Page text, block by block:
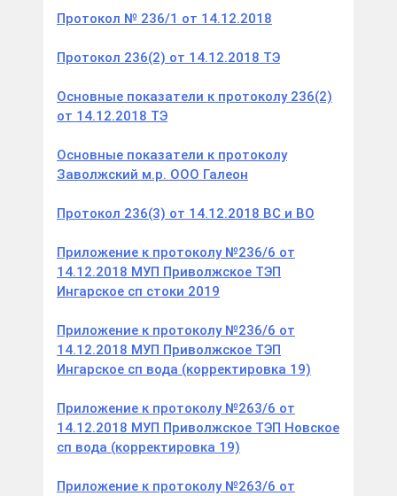
Протокол № 236/1 от 14.12.2018
Протокол 236(2) от 14.12.2018 ТЭ
Основные показатели к протоколу 236(2)
от 14.12.2018 ТЭ
Основные показатели к протоколу
Заволжский м.р. ООО Галеон
Протокол 236(3) от 14.12.2018 ВС и ВО
Приложение к протоколу №236/6 от
14.12.2018 МУП Приволжское ТЭП
Ингарское сп стоки 2019
Приложение к протоколу №236/6 от
14.12.2018 МУП Приволжское ТЭП
Ингарское сп вода (корректировка 19)
Приложение к протоколу №263/6 от
14.12.2018 МУП Приволжское ТЭП Новское
сп вода (корректировка 19)
Приложение к протоколу №263/6 от